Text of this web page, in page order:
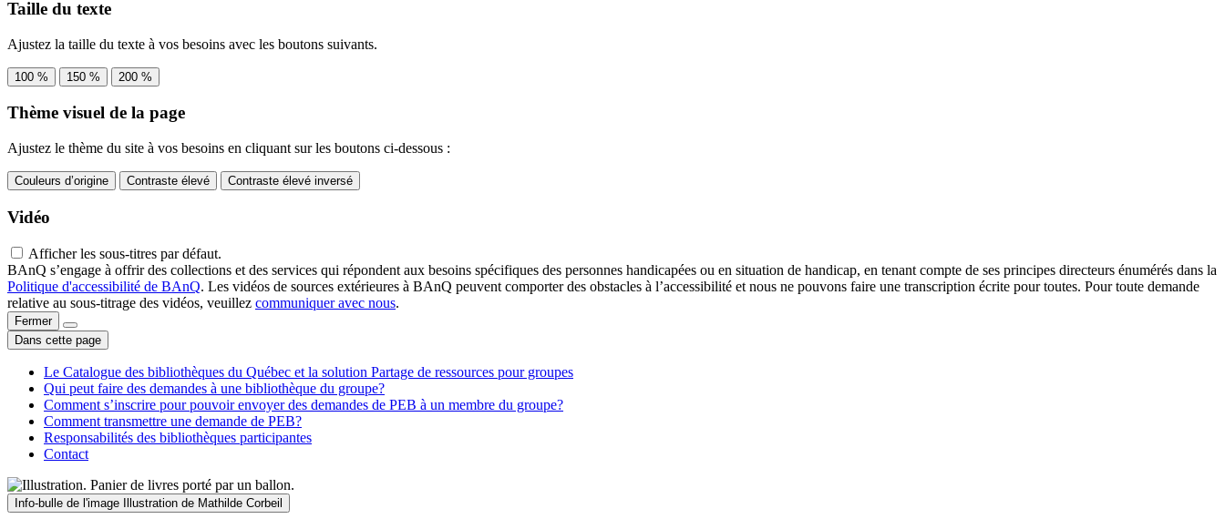
Taille du texte
Ajustez la taille du texte à vos besoins avec les boutons suivants.
100 % 150 % 200 %
Thème visuel de la page
Ajustez le thème du site à vos besoins en cliquant sur les boutons ci-dessous :
Couleurs d’origine Contraste élevé Contraste élevé inversé
Vidéo
Afficher les sous-titres par défaut.
BAnQ s’engage à offrir des collections et des services qui répondent aux besoins spécifiques des personnes handicapées ou en situation de handicap, en tenant compte de ses principes directeurs énumérés dans la
Politique d'accessibilité de BAnQ. Les vidéos de sources extérieures à BAnQ peuvent comporter des obstacles à l’accessibilité et nous ne pouvons faire une transcription écrite pour toutes. Pour toute demande
relative au sous-titrage des vidéos, veuillez communiquer avec nous.
Fermer
Dans cette page
Le Catalogue des bibliothèques du Québec et la solution Partage de ressources pour groupes
Qui peut faire des demandes à une bibliothèque du groupe?
Comment s’inscrire pour pouvoir envoyer des demandes de PEB à un membre du groupe?
Comment transmettre une demande de PEB?
Responsabilités des bibliothèques participantes
Contact
Info-bulle de l'image Illustration de Mathilde Corbeil